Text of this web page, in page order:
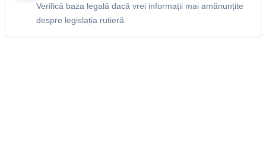
Verifică baza legală dacă vrei informații mai amănunțite
despre legislația rutieră.